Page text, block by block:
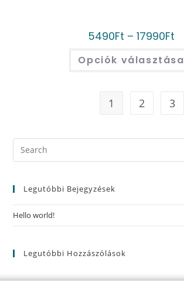
5490Ft – 17990Ft
Opciók választása
1 2 3
Legutóbbi Bejegyzések
Hello world!
Legutóbbi Hozzászólások